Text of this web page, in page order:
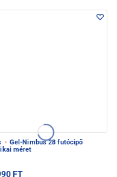
· Gel-Nimbus 28 futócipő
méret
FT